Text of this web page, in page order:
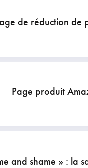
de réduction de
Page produit
and shame » : la